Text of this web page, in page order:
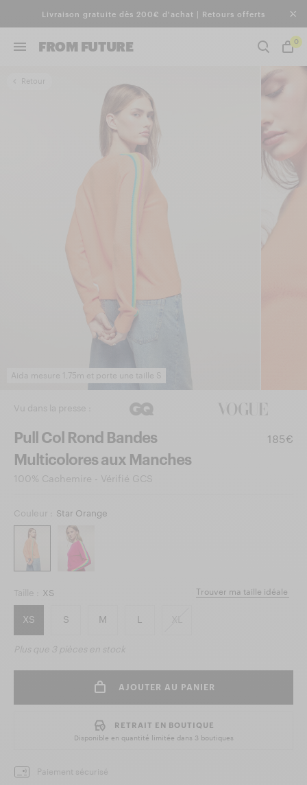
Livraison gratuite dès 200€ d'achat | Retours offerts
FROM FUTURE 0
Retour
Aida mesure 1,75m et porte une taille S
Vu dans la presse :
Pull Col Rond Bandes
Multicolores aux Manches
100% Cachemire - Vérifié GCS
185€
Couleur : Star Orange
Taille : XS
XS S M L
Trouver ma taille idéale
Plus que 3 pièces en stock
AJOUTER AU PANIER
RETRAIT EN BOUTIQUE
Disponible en quantité limitée dans 3 boutiques
Paiement sécurisé